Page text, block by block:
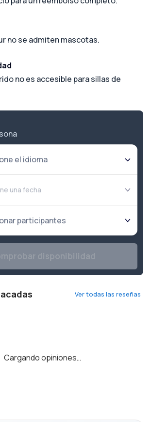
no se admiten mascotas.
no es accesible para sillas de
el idioma
una fecha
participantes
Ver todas las reseñas
Cargando opiniones…